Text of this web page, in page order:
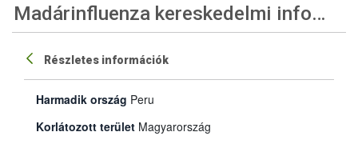
Madárinfluenza kereskedelmi információk
Részletes információk
Harmadik ország Peru
Korlátozott terület Magyarország